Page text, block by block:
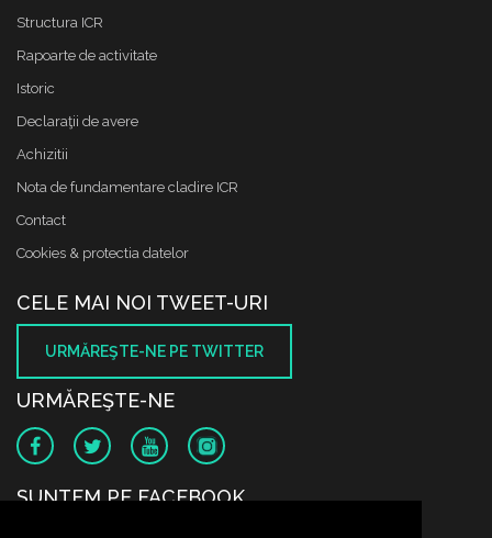
Structura ICR
Rapoarte de activitate
Istoric
Declaraţii de avere
Achizitii
Nota de fundamentare cladire ICR
Contact
Cookies & protectia datelor
CELE MAI NOI TWEET-URI
URMĂREŞTE-NE PE TWITTER
URMĂREŞTE-NE
SUNTEM PE FACEBOOK